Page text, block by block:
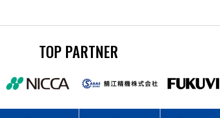
TOP PARTNER